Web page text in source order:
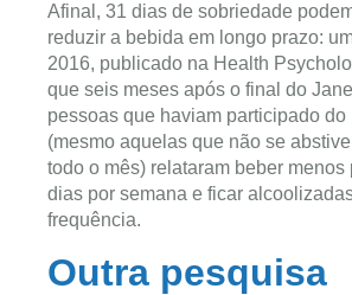
Afinal, 31 dias de sobriedade
reduzir a bebida em longo prazo:
2016, publicado na Health
que seis meses após o final do
pessoas que haviam participado do
(mesmo aquelas que não se
todo o mês) relataram beber menos
dias por semana e ficar
frequência.
Outra pesquisa